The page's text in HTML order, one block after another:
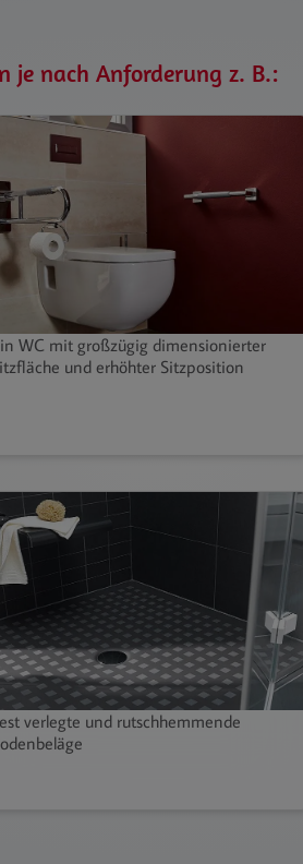
je nach Anforderung z. B.:
WC mit großzügig dimensionierter
und erhöhter Sitzposition
verlegte und rutschhemmende